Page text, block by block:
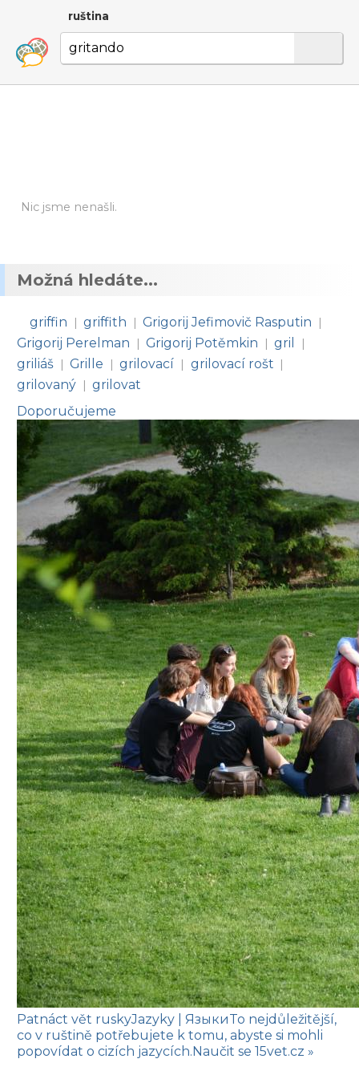
ruština
Nic jsme nenašli.
Možná hledáte...
griffin | griffith | Grigorij Jefimovič Rasputin |
Grigorij Perelman | Grigorij Potěmkin | gril |
griliáš | Grille | grilovací | grilovací rošt |
grilovaný | grilovat
Doporučujeme
Patnáct vět ruskyJazyky | ЯзыкиTo nejdůležitější,
co v ruštině potřebujete k tomu, abyste si mohli
popovídat o cizích jazycích.Naučit se 15vet.cz »